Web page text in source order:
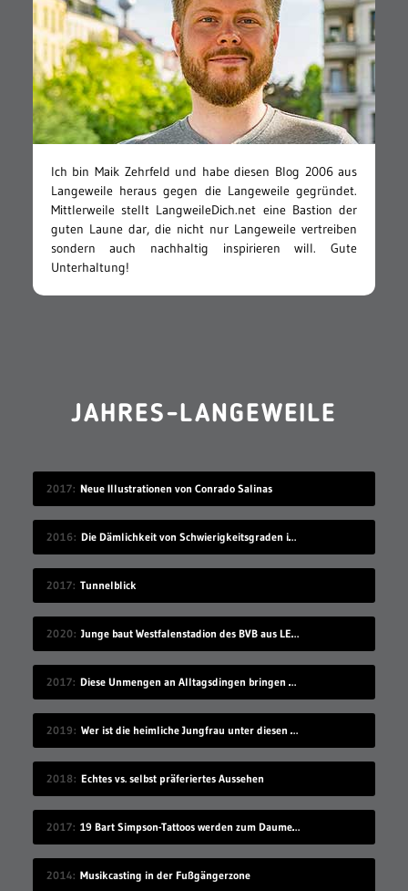
Ich bin Maik Zehrfeld und habe diesen Blog 2006 aus
Langeweile heraus gegen die Langeweile gegründet.
Mittlerweile stellt LangweileDich.net eine Bastion der
guten Laune dar, die nicht nur Langeweile vertreiben
sondern auch nachhaltig inspirieren will. Gute
Unterhaltung!
JAHRES-LANGEWEILE
2017 Neue Illustrationen von Conrado Salinas
2016 Die Dämlichkeit von Schwierigkeitsgraden in Videospielen
2017 Tunnelblick
2020 Junge baut Westfalenstadion des BVB aus LEGO nach
2017 Diese Unmengen an Alltagsdingen bringen einen um
2019 Wer ist die heimliche Jungfrau unter diesen 7 Sex-Erprobten?
2018 Echtes vs. selbst präferiertes Aussehen
2017 19 Bart Simpson-Tattoos werden zum Daumenkino
2014 Musikcasting in der Fußgängerzone